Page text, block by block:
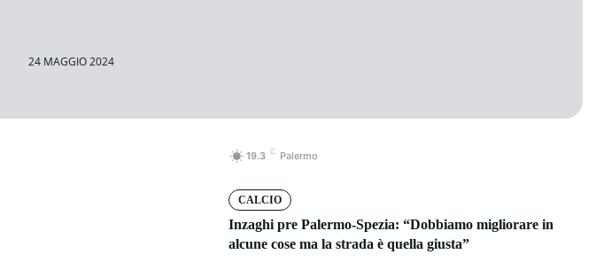
24 MAGGIO 2024
19.3 C Palermo
CALCIO
Inzaghi pre Palermo-Spezia: “Dobbiamo migliorare in
alcune cose ma la strada è quella giusta”